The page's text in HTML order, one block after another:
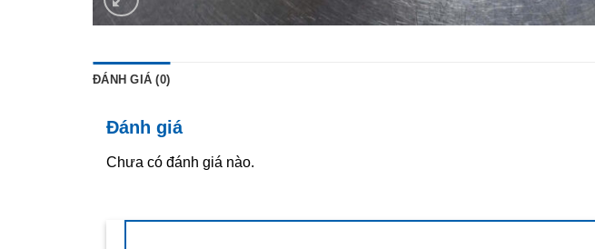
ĐÁNH GIÁ (0)
Đánh giá
Chưa có đánh giá nào.